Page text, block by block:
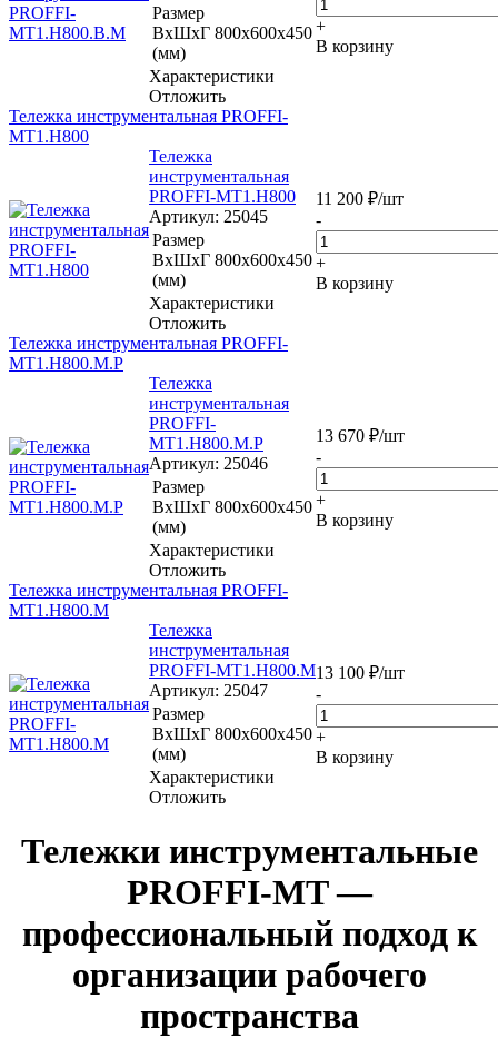
Размер
ВхШхГ
(мм)
800x600x450
Характеристики
Отложить
+
В корзину
Тележка инструментальная PROFFI-
МT1.H800
Тележка
инструментальная
PROFFI-МT1.H800
Артикул: 25045
Размер
ВхШхГ
(мм)
800x600x450
Характеристики
Отложить
11 200 ₽/шт
-
+
В корзину
Тележка инструментальная PROFFI-
МT1.H800.M.P
Тележка
инструментальная
PROFFI-
МT1.H800.M.P
Артикул: 25046
Размер
ВхШхГ
(мм)
800х600x450
Характеристики
Отложить
13 670 ₽/шт
-
+
В корзину
Тележка инструментальная PROFFI-
МT1.H800.M
Тележка
инструментальная
PROFFI-МT1.H800.M
Артикул: 25047
Размер
ВхШхГ
(мм)
800x600x450
Характеристики
Отложить
13 100 ₽/шт
-
+
В корзину
Тележки инструментальные
PROFFI-MT —
профессиональный подход к
организации рабочего
пространства